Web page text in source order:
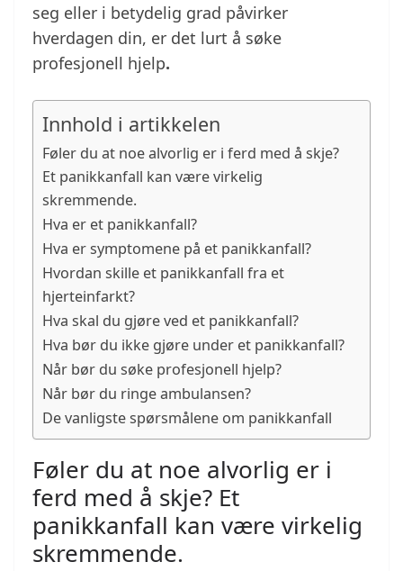
seg eller i betydelig grad påvirker
hverdagen din, er det lurt å søke
profesjonell hjelp.
Innhold i artikkelen
Føler du at noe alvorlig er i ferd med å skje?
Et panikkanfall kan være virkelig
skremmende.
Hva er et panikkanfall?
Hva er symptomene på et panikkanfall?
Hvordan skille et panikkanfall fra et
hjerteinfarkt?
Hva skal du gjøre ved et panikkanfall?
Hva bør du ikke gjøre under et panikkanfall?
Når bør du søke profesjonell hjelp?
Når bør du ringe ambulansen?
De vanligste spørsmålene om panikkanfall
Føler du at noe alvorlig er i
ferd med å skje? Et
panikkanfall kan være virkelig
skremmende.